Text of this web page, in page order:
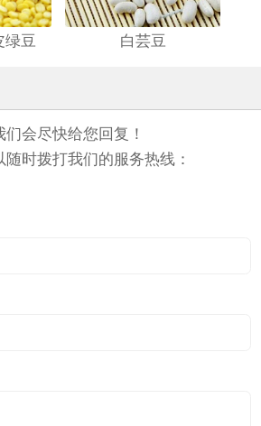
绿豆 白芸豆
会尽快给您回复！
时拨打我们的服务热线：